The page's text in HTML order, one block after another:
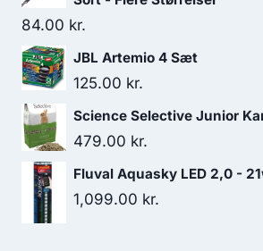
84.00 kr.
JBL Artemio 4 Sæt
125.00 kr.
Science Selective Junior
479.00 kr.
Fluval Aquasky LED 2,0 -
1,099.00 kr.